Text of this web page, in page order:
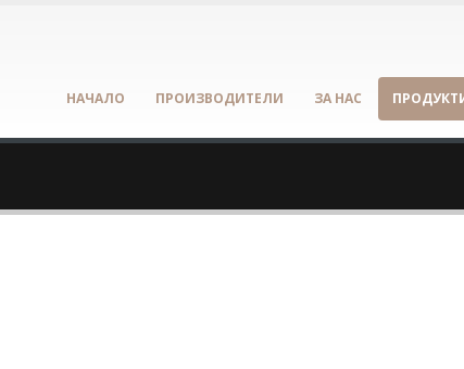
НАЧАЛО ПРОИЗВОДИТЕЛИ ЗА НАС